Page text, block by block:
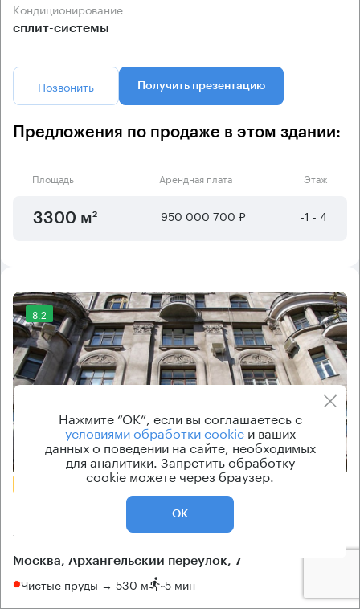
Кондиционирование
сплит-системы
Позвонить Получить презентацию
Предложения по продаже в этом здании:
Площадь Арендная плата Этаж
3300 м² 950 000 700 ₽ -1 - 4
8.2
Еще фото
БЕЗ КОМИССИИ
Архангельский 7
Москва, Архангельский переулок, 7
Чистые пруды → 530 м ~5 мин
Нажмите “ОК”, если вы соглашаетесь с
условиями обработки cookieи ваших
данных о поведении на сайте, необходимых
для аналитики. Запретить обработку
cookie можете через браузер.
ОК